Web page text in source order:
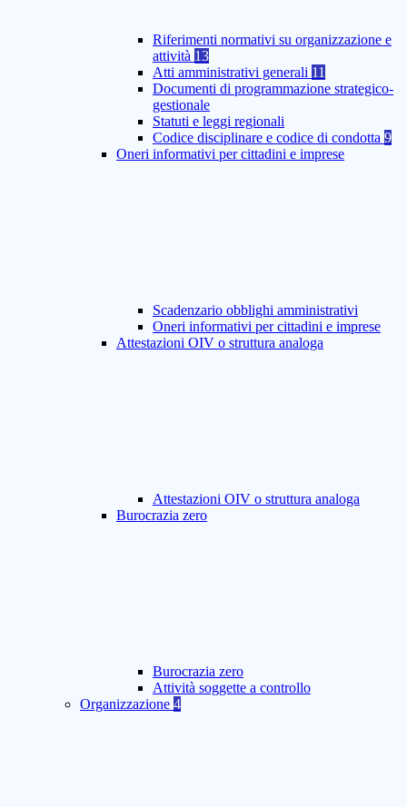
Riferimenti normativi su organizzazione e
attività 13
Atti amministrativi generali 11
Documenti di programmazione strategico-
gestionale
Statuti e leggi regionali
Codice disciplinare e codice di condotta 9
Oneri informativi per cittadini e imprese
Scadenzario obblighi amministrativi
Oneri informativi per cittadini e imprese
Attestazioni OIV o struttura analoga
Attestazioni OIV o struttura analoga
Burocrazia zero
Burocrazia zero
Attività soggette a controllo
Organizzazione 4